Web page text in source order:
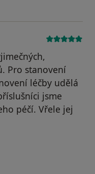
Pro stanovení
léčby udělá
jsme
péčí. Vřele jej